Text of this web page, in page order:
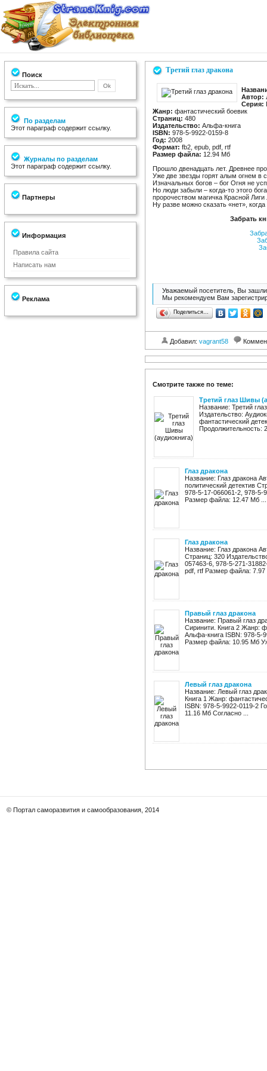
Поиск
По разделам
Этот параграф содержит ссылку.
Журналы по разделам
Этот параграф содержит ссылку.
Партнеры
Информация
Правила сайта
Написать нам
Реклама
Третий глаз дракона
Автор:
Серия:
Жанр: фантастический боевик
Страниц: 480
Издательство: Альфа-книга
ISBN: 978-5-9922-0159-8
Год: 2008
Формат: fb2, epub, pdf, rtf
Размер файла: 12.94 Мб
Прошло двенадцать лет. Древнее
Уже две звезды горят алым огнем в
Изначальных богов – бог Огня не
Но люди забыли – когда-то этого
пророчеством магичка Красной
Ну разве можно сказать «нет»,
Забрать
Уважаемый посетитель, Вы зашли
Мы рекомендуем Вам
Поделиться…
Добавил: vagrant58
Смотрите также по теме:
Третий глаз Шивы
Название: Третий
Издательство:
фантастический
Продолжительность:
Глаз дракона
Название: Глаз дракона
политический детектив
978-5-17-066061-2, 978-5-
Размер файла: 12.47 Мб ...
Глаз дракона
Название: Глаз дракона
Страниц: 320
057463-6, 978-5-271-
pdf, rtf Размер файла:
Правый глаз дракона
Название: Правый глаз
Сиринити. Книга 2 Жанр:
Альфа-книга ISBN: 978-5-
Размер файла: 10.95 Мб
Левый глаз дракона
Название: Левый глаз
Книга 1 Жанр:
ISBN: 978-5-9922-0119-2
11.16 Мб Согласно ...
© Портал саморазвития и самообразования, 2014